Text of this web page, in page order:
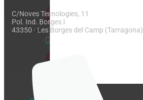
Cucharitas
C/Noves Tecnologies, 11
Pol. Ind. Borges I
43350 · Les Borges del Camp (Tarragona)